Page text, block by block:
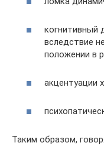
когнитивный
вследствие
положении в
акцентуации
Таким образом,